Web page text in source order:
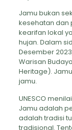
Jamu bukan
kesehatan dan
kearifan lokal
hujan. Dalam
Desember
Warisan
Heritage).
jamu.
UNESCO
Jamu adalah
adalah tradisi
tradisional.